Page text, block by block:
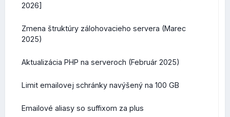
platia na 1 rok registrácie domény, akcia trvá do 31. januára
2026]
Zmena štruktúry zálohovacieho servera (Marec
2025)
Aktualizácia PHP na serveroch (Február 2025)
Limit emailovej schránky navýšený na 100 GB
Emailové aliasy so suffixom za plus